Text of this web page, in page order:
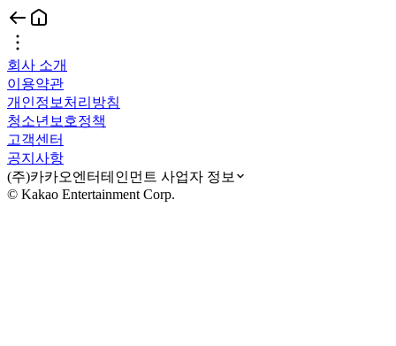
회사 소개
이용약관
개인정보처리방침
청소년보호정책
고객센터
공지사항
(주)카카오엔터테인먼트 사업자 정보
© Kakao Entertainment Corp.